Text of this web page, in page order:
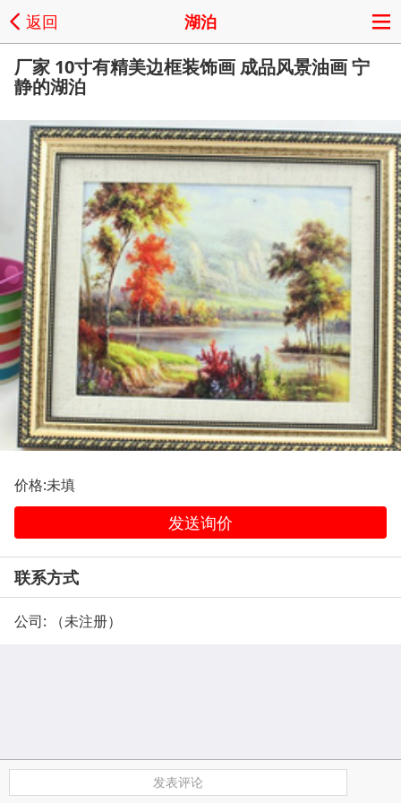
返回 湖泊
厂家 10寸有精美边框装饰画 成品风景油画 宁
静的湖泊
价格:未填
发送询价
联系方式
公司: （未注册）
发表评论